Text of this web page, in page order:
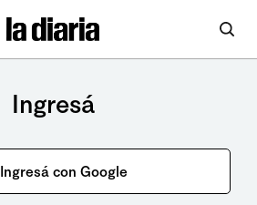
Ingresá
Ingresá con Google